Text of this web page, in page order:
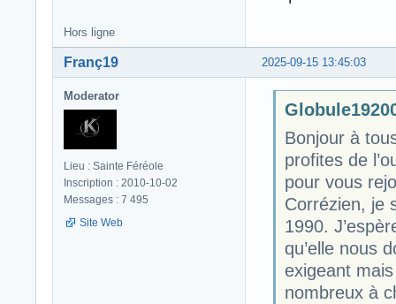
Hors ligne
2025-09-15 13:45:03
Franç19
Moderator
Lieu : Sainte Féréole
Inscription : 2010-10-02
Messages : 7 495
Site Web
Bonjour à
profites de
pour vous
Corrézien, je
1990.
qu’elle nous
exigeant
nombreux à